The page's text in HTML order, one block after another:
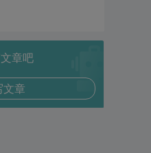
章吧
文章